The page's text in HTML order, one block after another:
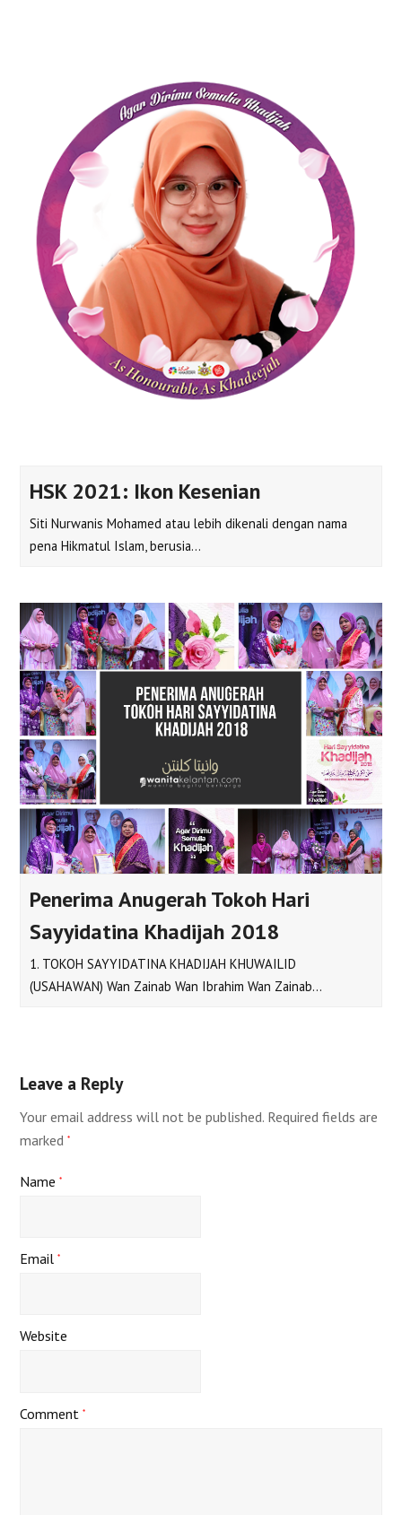
HSK 2021: Ikon Kesenian
Siti Nurwanis Mohamed atau lebih dikenali dengan nama
pena Hikmatul Islam, berusia…
Penerima Anugerah Tokoh Hari
Sayyidatina Khadijah 2018
1. TOKOH SAYYIDATINA KHADIJAH KHUWAILID
(USAHAWAN) Wan Zainab Wan Ibrahim Wan Zainab…
Leave a Reply
Your email address will not be published. Required fields are
marked*
Name*
Email*
Website
Comment*